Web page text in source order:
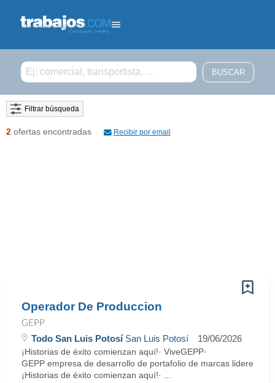
Filtrar búsqueda
2 ofertas encontradas Recibir por email
Operador De Produccion
GEPP
Todo San Luis PotosíSan Luis Potosí 19/06/2026
¡Historias de éxito comienzan aquí!· ViveGEPP·
GEPP empresa de desarrollo de portafolio de marcas lideres
¡Historias de éxito comienzan aquí!· ...